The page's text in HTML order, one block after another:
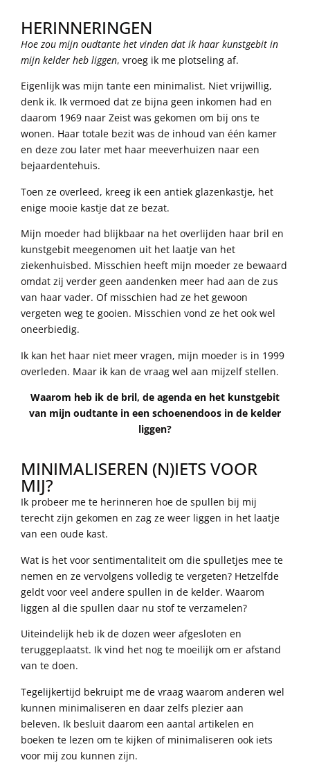
HERINNERINGEN
Hoe zou mijn oudtante het vinden dat ik haar kunstgebit in
mijn kelder heb liggen, vroeg ik me plotseling af.
Eigenlijk was mijn tante een minimalist. Niet vrijwillig,
denk ik. Ik vermoed dat ze bijna geen inkomen had en
daarom 1969 naar Zeist was gekomen om bij ons te
wonen. Haar totale bezit was de inhoud van één kamer
en deze zou later met haar meeverhuizen naar een
bejaardentehuis.
Toen ze overleed, kreeg ik een antiek glazenkastje, het
enige mooie kastje dat ze bezat.
Mijn moeder had blijkbaar na het overlijden haar bril en
kunstgebit meegenomen uit het laatje van het
ziekenhuisbed. Misschien heeft mijn moeder ze bewaard
omdat zij verder geen aandenken meer had aan de zus
van haar vader. Of misschien had ze het gewoon
vergeten weg te gooien. Misschien vond ze het ook wel
oneerbiedig.
Ik kan het haar niet meer vragen, mijn moeder is in 1999
overleden. Maar ik kan de vraag wel aan mijzelf stellen.
Waarom heb ik de bril, de agenda en het kunstgebit
van mijn oudtante in een schoenendoos in de kelder
liggen?
MINIMALISEREN (N)IETS VOOR
MIJ?
Ik probeer me te herinneren hoe de spullen bij mij
terecht zijn gekomen en zag ze weer liggen in het laatje
van een oude kast.
Wat is het voor sentimentaliteit om die spulletjes mee te
nemen en ze vervolgens volledig te vergeten? Hetzelfde
geldt voor veel andere spullen in de kelder. Waarom
liggen al die spullen daar nu stof te verzamelen?
Uiteindelijk heb ik de dozen weer afgesloten en
teruggeplaatst. Ik vind het nog te moeilijk om er afstand
van te doen.
Tegelijkertijd bekruipt me de vraag waarom anderen wel
kunnen minimaliseren en daar zelfs plezier aan
beleven. Ik besluit daarom een aantal artikelen en
boeken te lezen om te kijken of minimaliseren ook iets
voor mij zou kunnen zijn.